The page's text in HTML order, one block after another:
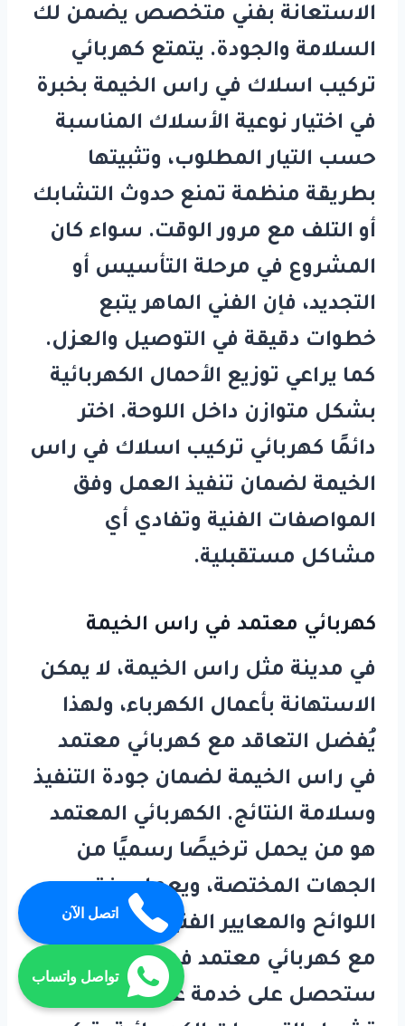
الاستعانة بفني متخصص يضمن لك
السلامة والجودة. يتمتع كهربائي
تركيب اسلاك في راس الخيمة بخبرة
في اختيار نوعية الأسلاك المناسبة
حسب التيار المطلوب، وتثبيتها
بطريقة منظمة تمنع حدوث التشابك
أو التلف مع مرور الوقت. سواء كان
المشروع في مرحلة التأسيس أو
التجديد، فإن الفني الماهر يتبع
خطوات دقيقة في التوصيل والعزل.
كما يراعي توزيع الأحمال الكهربائية
بشكل متوازن داخل اللوحة. اختر
دائمًا كهربائي تركيب اسلاك في راس
الخيمة لضمان تنفيذ العمل وفق
المواصفات الفنية وتفادي أي
مشاكل مستقبلية.
كهربائي معتمد في راس الخيمة
في مدينة مثل راس الخيمة، لا يمكن
الاستهانة بأعمال الكهرباء، ولهذا
يُفضل التعاقد مع كهربائي معتمد
في راس الخيمة لضمان جودة التنفيذ
وسلامة النتائج. الكهربائي المعتمد
هو من يحمل ترخيصًا رسميًا من
الجهات المختصة، ويعمل وفق
اللوائح والمعايير الفنية. عند التعامل
مع كهربائي معتمد في راس الخيمة
ستحصل على خدمة عالية الجودة
اتصل الآن
تواصل واتساب